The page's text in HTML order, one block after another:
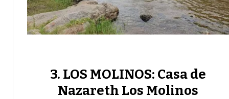
LOS MOLINOS: Casa de
Nazareth Los Molinos